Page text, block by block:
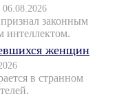
06.08.2026
законным
интеллектом.
женщин
в странном